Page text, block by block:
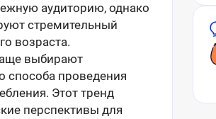
аудиторию, однако
стремительный
возраста.
выбирают
способа проведения
Этот тренд
перспективы для